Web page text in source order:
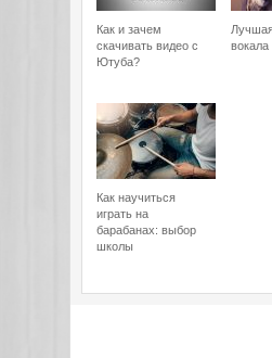
Как и зачем
скачивать видео с
Ютуба?
вокала
Как научиться
играть на
барабанах: выбор
школы